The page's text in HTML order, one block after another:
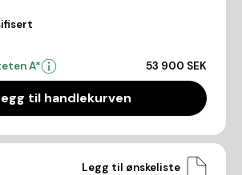
A* 53 900 SEK
til handlekurven
Legg til ønskeliste